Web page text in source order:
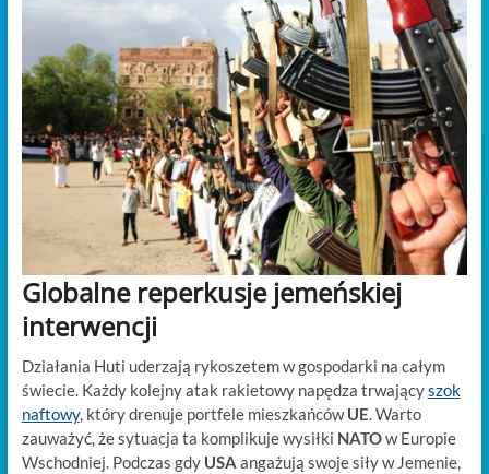
Globalne reperkusje jemeńskiej
interwencji
Działania Huti uderzają rykoszetem w gospodarki na całym
świecie. Każdy kolejny atak rakietowy napędza trwającyszok
naftowy, który drenuje portfele mieszkańcówUE. Warto
zauważyć, że sytuacja ta komplikuje wysiłki NATOw Europie
Wschodniej. Podczas gdy USA angażują swoje siły w Jemenie,